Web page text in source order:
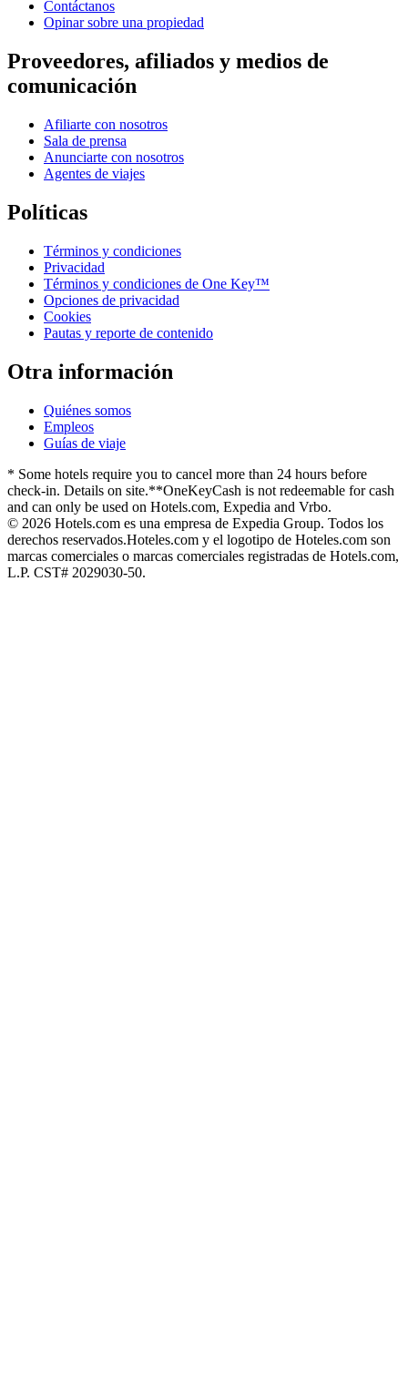
Contáctanos
Opinar sobre una propiedad
Proveedores, afiliados y medios de
comunicación
Afiliarte con nosotros
Sala de prensa
Anunciarte con nosotros
Agentes de viajes
Políticas
Términos y condiciones
Privacidad
Términos y condiciones de One Key™
Opciones de privacidad
Cookies
Pautas y reporte de contenido
Otra información
Quiénes somos
Empleos
Guías de viaje
* Some hotels require you to cancel more than 24 hours before
check-in. Details on site.**OneKeyCash is not redeemable for cash
and can only be used on Hotels.com, Expedia and Vrbo.
© 2026 Hotels.com es una empresa de Expedia Group. Todos los
derechos reservados.Hoteles.com y el logotipo de Hoteles.com son
marcas comerciales o marcas comerciales registradas de Hotels.com,
L.P. CST# 2029030-50.